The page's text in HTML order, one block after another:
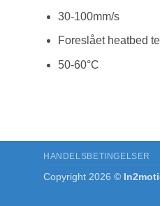
30-100mm/s
Foreslået heatbed
50-60°C
HANDELSBETINGELSER
Copyright 2026 ©